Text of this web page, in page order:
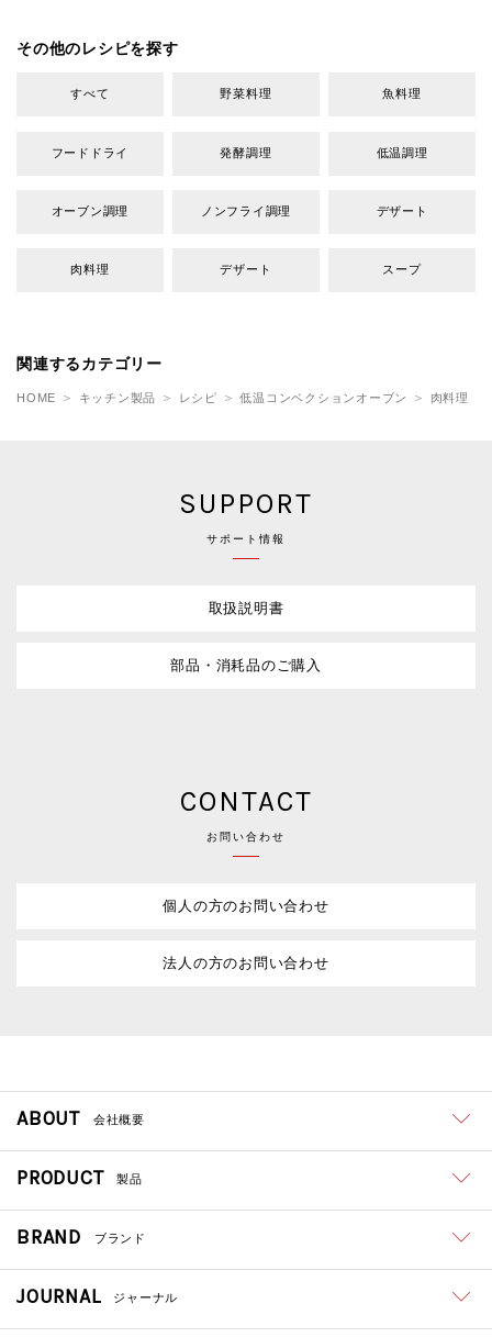
その他のレシピを探す
すべて 野菜料理 魚料理
フードドライ 発酵調理 低温調理
オーブン調理 ノンフライ調理 デザート
肉料理 デザート スープ
関連するカテゴリー
HOME キッチン製品 レシピ 低温コンベクションオーブン 肉料理
SUPPORT
サポート情報
取扱説明書
部品・消耗品のご購入
CONTACT
お問い合わせ
個人の方のお問い合わせ
法人の方のお問い合わせ
ABOUT 会社概要
PRODUCT 製品
BRAND ブランド
JOURNAL ジャーナル